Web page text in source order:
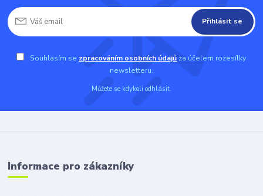
Přihlásit se
Souhlasím se zpracováním osobních údajů za účelem rozesílky
newsletteru.
Můžete se kdykoli odhlásit.
Informace pro zákazníky